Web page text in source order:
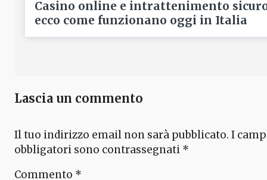
Casino online e intrattenimento
ecco come funzionano oggi in Italia
Lascia un commento
Il tuo indirizzo email non sarà pubblicato. I
obbligatori sono contrassegnati *
Commento *